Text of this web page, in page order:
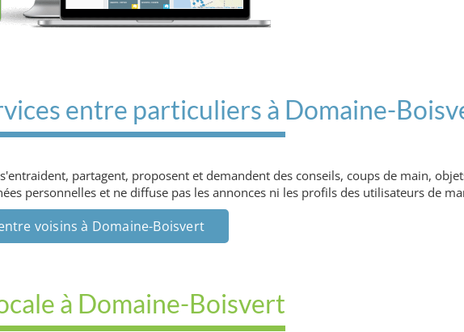
entre particuliers à Domaine-
partagent, proposent et demandent des conseils, coups de main,
personnelles et ne diffuse pas les annonces ni les profils des utilisateurs de
voisins à Domaine-Boisvert
à Domaine-Boisvert